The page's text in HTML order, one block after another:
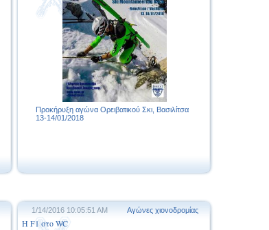
Προκήρυξη αγώνα Ορειβατικού Σκι, Βασιλίτσα
13-14/01/2018
1/14/2016 10:05:51 AM Αγώνες χιονοδρομίας
Η F1 στο WC